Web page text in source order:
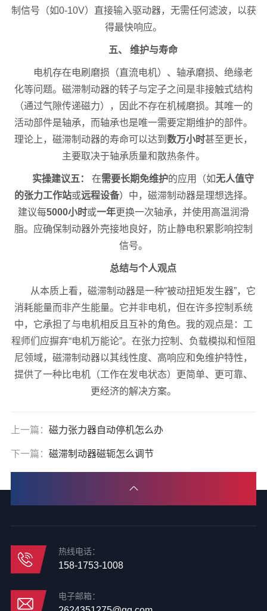
制信号（如0-10V）直接输入驱动器，无需任何滤波，以获
得最快响应。
五、 维护与寿命
电机存在电刷磨损（直流电机）、轴承磨损、绝缘老
化等问题。磁滞制动器的转子与定子之间是非接触式结构
（通过气隙传递磁力），因此不存在机械磨损。其唯一的
活动部件是轴承，而轴承也是唯一需要定期维护的部件。
理论上，磁滞制动器的寿命可以达到 数万小时甚至更长，
主要取决于轴承质量和散热条件。
实操建议五： 在需要长期免维护的应用（如无人值守
的张力工作站或远程设备）中，磁滞制动器是理想选择。
建议每5000小时或一年更换一次轴承，并使用高温润滑
脂。应确保制动器外壳接地良好，防止静电积累影响控制
信号。
总结与个人观点
从本质上看，磁滞制动器是一种“被动扭矩发生器”，它
消耗能量而非产生能量。它并非电机，但在许多控制系统
中，它承担了与电机相反且互补的角色。我的观点是：工
程师们应摒弃“电机万能论”。在张力控制、负载模拟和恒阻
尼领域，磁滞制动器以其线性度、高响应和免维护特性，
提供了一种比电机（工作在发电状态）更简单、更可靠、
更经济的解决方案。
上一篇： 磁力张力器自动停机怎么办
下一篇： 磁滞制动器磁轭怎么调节
热线电话：
158-1753-1008
电子邮箱：